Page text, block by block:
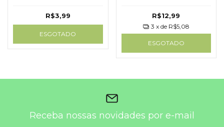
R$3,99
ESGOTADO
R$12,99
3 x de R$5,08
ESGOTADO
Receba nossas novidades por e-mail